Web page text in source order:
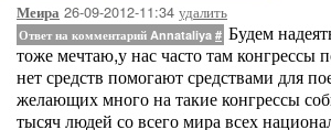
Меира 26-09-2012-11:34 удалить
Ответ на комментарий Annataliya # Будем
тоже мечтаю,у нас часто там конгрессы
нет средств помогают средствами для
желающих много на такие конгрессы
тысяч людей со всего мира всех